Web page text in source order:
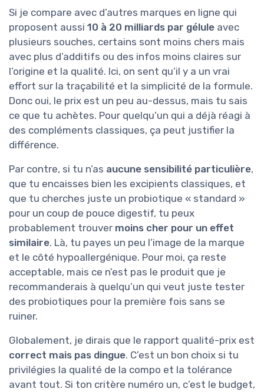
Si je compare avec d’autres marques en ligne qui
proposent aussi 10 à 20 milliards par gélule avec
plusieurs souches, certains sont moins chers mais
avec plus d’additifs ou des infos moins claires sur
l’origine et la qualité. Ici, on sent qu’il y a un vrai
effort sur la traçabilité et la simplicité de la formule.
Donc oui, le prix est un peu au-dessus, mais tu sais
ce que tu achètes. Pour quelqu’un qui a déjà réagi à
des compléments classiques, ça peut justifier la
différence.
Par contre, si tu n’as aucune sensibilité particulière,
que tu encaisses bien les excipients classiques, et
que tu cherches juste un probiotique « standard »
pour un coup de pouce digestif, tu peux
probablement trouver moins cher pour un effet
similaire. Là, tu payes un peu l’image de la marque
et le côté hypoallergénique. Pour moi, ça reste
acceptable, mais ce n’est pas le produit que je
recommanderais à quelqu’un qui veut juste tester
des probiotiques pour la première fois sans se
ruiner.
Globalement, je dirais que le rapport qualité-prix est
correct mais pas dingue. C’est un bon choix si tu
privilégies la qualité de la compo et la tolérance
avant tout. Si ton critère numéro un, c’est le budget,